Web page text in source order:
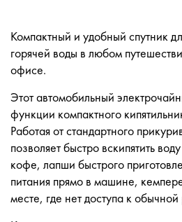
Компактный и удобный спутник
горячей воды в любом
офисе.
Этот автомобильный
функции компактного
Работая от стандартного
позволяет быстро вскипятить
кофе, лапши быстрого
питания прямо в машине,
месте, где нет доступа к обычной